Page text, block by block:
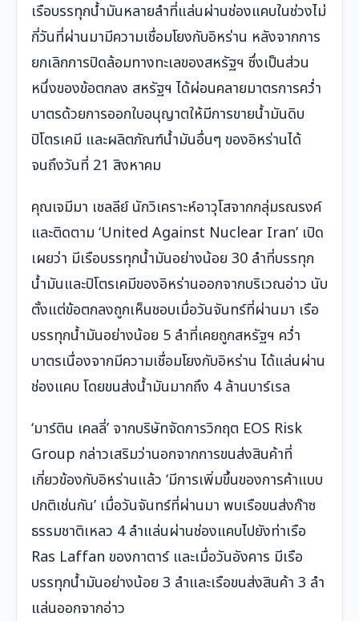
เรือบรรทุกน้ำมันหลายลำที่แล่นผ่านช่องแคบในช่วงไม่
กี่วันที่ผ่านมามีความเชื่อมโยงกับอิหร่าน หลังจากการ
ยกเลิกการปิดล้อมทางทะเลของสหรัฐฯ ซึ่งเป็นส่วน
หนึ่งของข้อตกลง สหรัฐฯ ได้ผ่อนคลายมาตรการคว่ำ
บาตรด้วยการออกใบอนุญาตให้มีการขายน้ำมันดิบ
ปิโตรเคมี และผลิตภัณฑ์น้ำมันอื่นๆ ของอิหร่านได้
จนถึงวันที่ 21 สิงหาคม
คุณเจมีมา เชลลีย์ นักวิเคราะห์อาวุโสจากกลุ่มรณรงค์
และติดตาม ‘United Against Nuclear Iran’ เปิด
เผยว่า มีเรือบรรทุกน้ำมันอย่างน้อย 30 ลำที่บรรทุก
น้ำมันและปิโตรเคมีของอิหร่านออกจากบริเวณอ่าว นับ
ตั้งแต่ข้อตกลงถูกเห็นชอบเมื่อวันจันทร์ที่ผ่านมา เรือ
บรรทุกน้ำมันอย่างน้อย 5 ลำที่เคยถูกสหรัฐฯ คว่ำ
บาตรเนื่องจากมีความเชื่อมโยงกับอิหร่าน ได้แล่นผ่าน
ช่องแคบ โดยขนส่งน้ำมันมากถึง 4 ล้านบาร์เรล
‘มาร์ติน เคลลี่’ จากบริษัทจัดการวิกฤต EOS Risk
Group กล่าวเสริมว่านอกจากการขนส่งสินค้าที่
เกี่ยวข้องกับอิหร่านแล้ว ‘มีการเพิ่มขึ้นของการค้าแบบ
ปกติเช่นกัน’ เมื่อวันจันทร์ที่ผ่านมา พบเรือขนส่งก๊าซ
ธรรมชาติเหลว 4 ลำแล่นผ่านช่องแคบไปยังท่าเรือ
Ras Laffan ของกาตาร์ และเมื่อวันอังคาร มีเรือ
บรรทุกน้ำมันอย่างน้อย 3 ลำและเรือขนส่งสินค้า 3 ลำ
แล่นออกจากอ่าว